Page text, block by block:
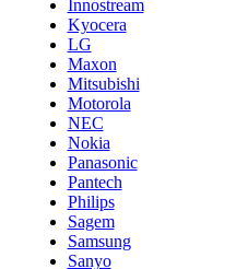
Innostream
Kyocera
LG
Maxon
Mitsubishi
Motorola
NEC
Nokia
Panasonic
Pantech
Philips
Sagem
Samsung
Sanyo